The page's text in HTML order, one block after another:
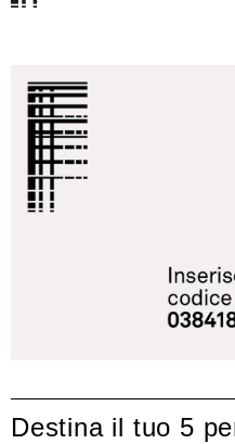
Destina il tuo 5